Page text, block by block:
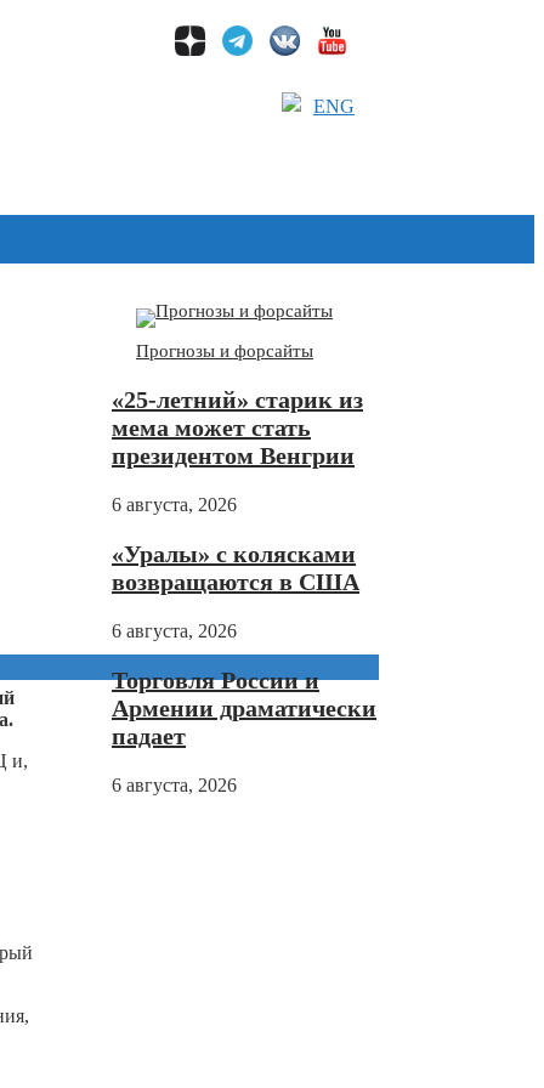
ENG
и,
Прогнозы и форсайты
«25-летний» старик из
мема может стать
президентом Венгрии
6 августа, 2026
«Уралы» с колясками
возвращаются в США
6 августа, 2026
Торговля России и
Армении драматически
падает
6 августа, 2026